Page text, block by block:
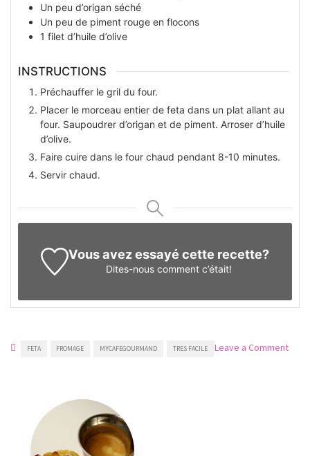
Un peu d’origan séché
Un peu de piment rouge en flocons
1 filet d’huile d’olive
INSTRUCTIONS
Préchauffer le gril du four.
Placer le morceau entier de feta dans un plat allant au
four. Saupoudrer d’origan et de piment. Arroser d’huile
d’olive.
Faire cuire dans le four chaud pendant 8-10 minutes.
Servir chaud.
Vous avez essayé cette recette?
Dites-nous comment c’était!
FETA FROMAGE MYCAFEGOURMAND TRES FACILE Leave a Commenton